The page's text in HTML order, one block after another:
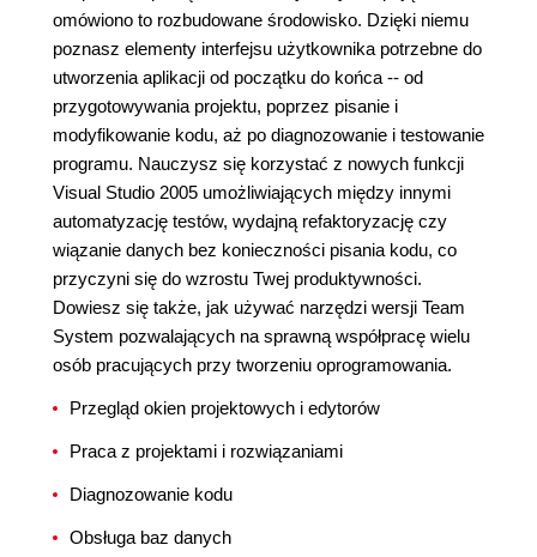
omówiono to rozbudowane środowisko. Dzięki niemu
poznasz elementy interfejsu użytkownika potrzebne do
utworzenia aplikacji od początku do końca -- od
przygotowywania projektu, poprzez pisanie i
modyfikowanie kodu, aż po diagnozowanie i testowanie
programu. Nauczysz się korzystać z nowych funkcji
Visual Studio 2005 umożliwiających między innymi
automatyzację testów, wydajną refaktoryzację czy
wiązanie danych bez konieczności pisania kodu, co
przyczyni się do wzrostu Twej produktywności.
Dowiesz się także, jak używać narzędzi wersji Team
System pozwalających na sprawną współpracę wielu
osób pracujących przy tworzeniu oprogramowania.
Przegląd okien projektowych i edytorów
Praca z projektami i rozwiązaniami
Diagnozowanie kodu
Obsługa baz danych